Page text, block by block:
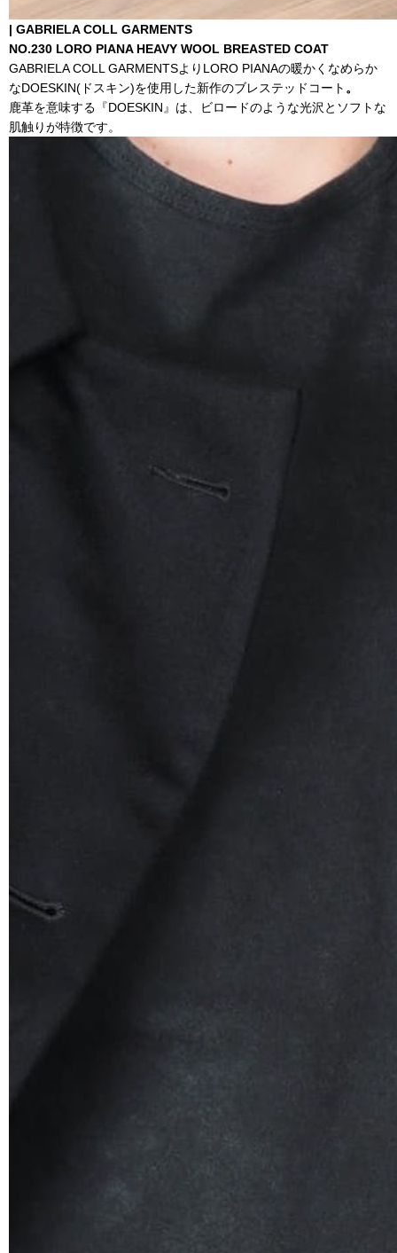
| GABRIELA COLL GARMENTS
NO.230 LORO PIANA HEAVY WOOL BREASTED COAT
GABRIELA COLL GARMENTSよりLORO PIANAの暖かくなめらか
なDOESKIN(ドスキン)を使用した新作のブレステッドコート 。
鹿革を意味する『DOESKIN』は、ビロードのような光沢とソフトな
肌触りが特徴です。